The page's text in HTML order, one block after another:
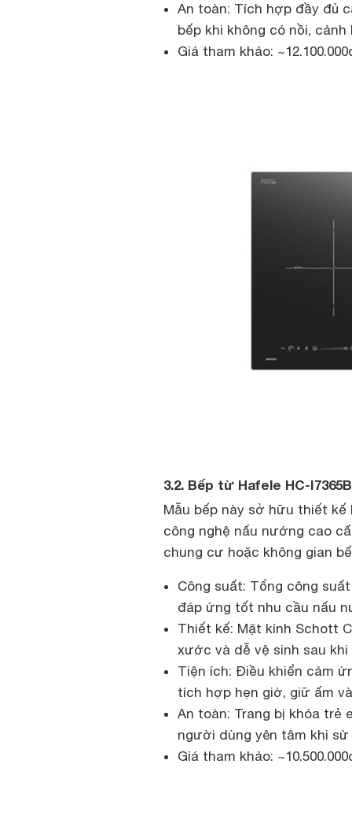
An toàn: Tích hợp đầy đủ
bếp khi không có nồi,
Giá tham khảo:
3.2. Bếp từ Hafele HC-
Mẫu bếp này sở hữu thiết
công nghệ nấu nướng cao
chung cư hoặc không gian
Công suất: Tổng công
đáp ứng tốt nhu cầu nấu
Thiết kế: Mặt kính Schott
xước và dễ vệ sinh sau khi
Tiện ích: Điều khiển cảm
tích hợp hẹn giờ, giữ ấm
An toàn: Trang bị khóa trẻ
người dùng yên tâm khi sử
Giá tham khảo: